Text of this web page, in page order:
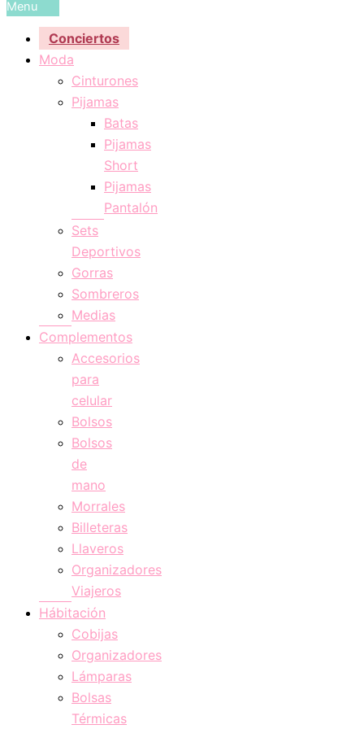
Menu
Conciertos
Moda
Cinturones
Pijamas
Batas
Pijamas
Short
Pijamas
Pantalón
Sets
Deportivos
Gorras
Sombreros
Medias
Complementos
Accesorios
para
celular
Bolsos
Bolsos
de
mano
Morrales
Billeteras
Llaveros
Organizadores
Viajeros
Hábitación
Cobijas
Organizadores
Lámparas
Bolsas
Térmicas